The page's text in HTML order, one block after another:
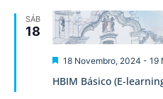
SÁB
18
HBIM Básico (E-
Destaque
18 Novembro, 2024 - 19